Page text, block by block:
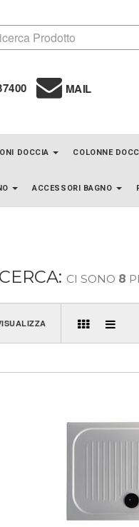
MAIL
DOCCIA COLONNE
ACCESSORI BAGNO
CI SONO 8